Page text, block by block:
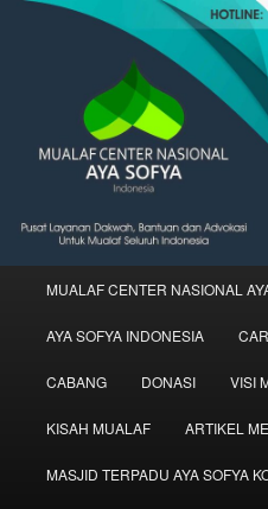
MUALAF
SOFYA
Mualaf Center Aya Sofya
MUALAF CENTER NASIONAL
AYA SOFYA INDONESIA
CABANG DONASI VISI
KISAH MUALAF ARTIKEL
MASJID TERPADU AYA SOFYA